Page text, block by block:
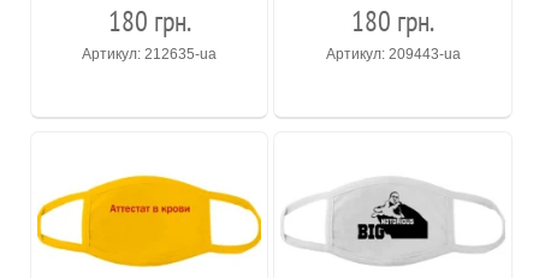
180 грн.
Артикул: 212635-ua
180 грн.
Артикул: 209443-ua